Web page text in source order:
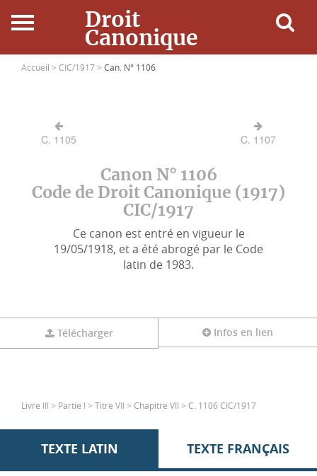
Droit
Canonique
Accueil
Ressources
Accueil > CIC/1917 > Can. N° 1106
C. 1105 C. 1107
Canon N° 1106
Code de Droit Canonique (1917)
CIC/1917
Ce canon est entré en vigueur le
19/05/1918, et a été abrogé par le Code
latin de 1983.
Télécharger Infos en lien
Livre III > Partie I > Titre VII > Chapitre VII > C. 1106 CIC/1917
TEXTE LATIN TEXTE FRANÇAIS